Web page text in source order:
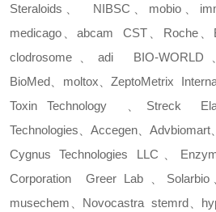
Steraloids
NIBSC mobio、
medicago 、abcam CST Roche、
clodrosome
adi BIO-WORLD
BioMed
moltox 、ZeptoMetrix
Toxin Technology
Streck
Technologies 、Accegen 、Advbiomart
Cygnus Technologies LLC
Corporation Greer Lab Solarbio
musechem
Novocastra stemrd